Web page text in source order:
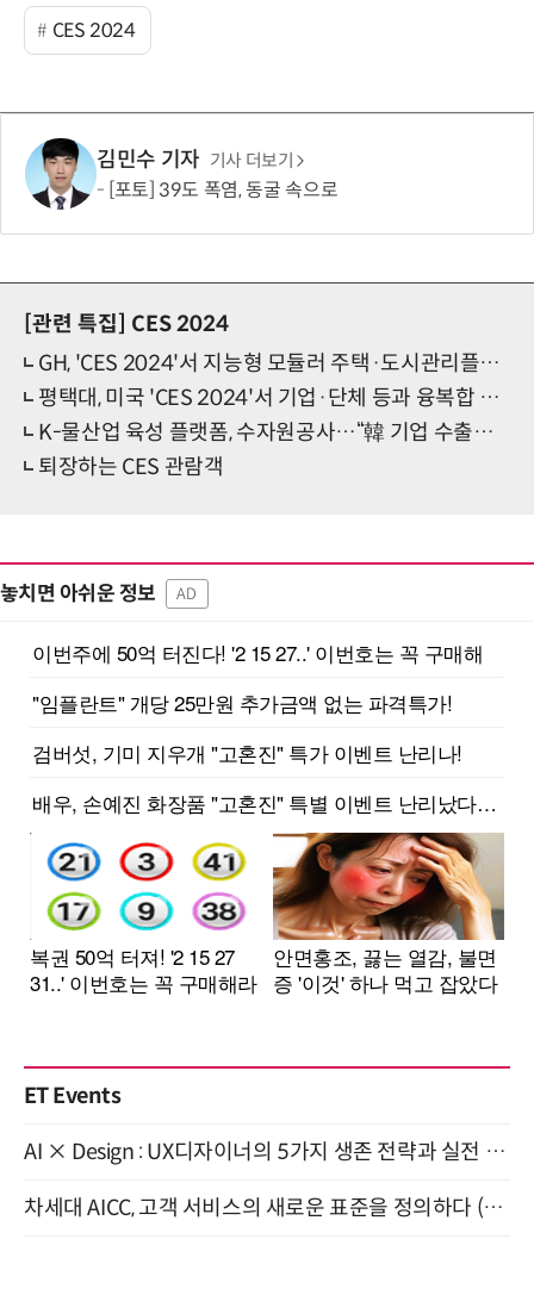
CES 2024
김민수 기자 기사 더보기
[포토] 39도 폭염, 동굴 속으로
[관련 특집]
CES 2024
GH, 'CES 2024'서 지능형 모듈러 주택·도시관리플랫폼 등 선봬
평택대, 미국 'CES 2024'서 기업·단체 등과 융복합 협력 나서
K-물산업 육성 플랫폼, 수자원공사…“韓 기업 수출계약·혁신상 수상 견인”
퇴장하는 CES 관람객
놓치면 아쉬운 정보 AD
ET Events
AI × Design : UX디자이너의 5가지 생존 전략과 실전 대응 8월 28일 개최
차세대 AICC, 고객 서비스의 새로운 표준을 정의하다 (9/9)